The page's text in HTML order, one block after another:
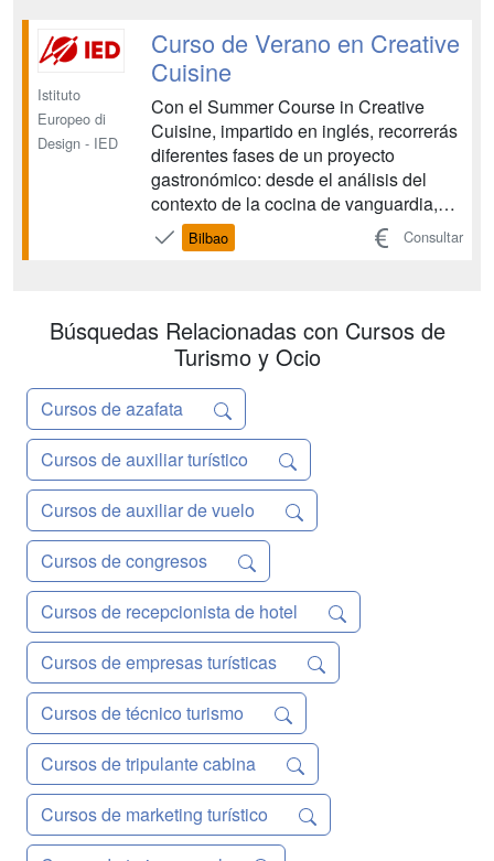
para las personas con discapacidad y
con la eficacia y calidad requeridas.
OPERACIONES DE G...
Istituto
Europeo di
Design - IED
Curso de Verano en Creative
Cuisine
Con el Summer Course in Creative
Cuisine, impartido en inglés, recorrerás
diferentes fases de un proyecto
gastronómico: desde el análisis del
contexto de la cocina de vanguardia,
pasando por la investigación del
concepto a desarrollar, hasta llegar al
misma A lo l...
Bilbao Consultar
Búsquedas Relacionadas con Cursos de
Turismo y Ocio
Cursos de azafata
Cursos de auxiliar turístico
Cursos de auxiliar de vuelo
Cursos de congresos
Cursos de recepcionista de hotel
Cursos de empresas turísticas
Cursos de técnico turismo
Cursos de tripulante cabina
Cursos de marketing turístico